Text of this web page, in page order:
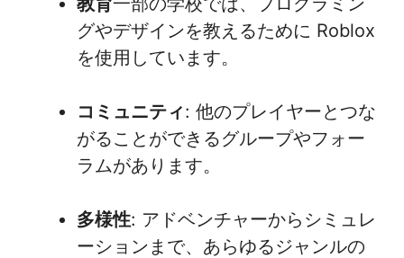
グやデザインを教えるために Roblox
を使用しています。
コミュニティ: 他のプレイヤーとつな
がることができるグループやフォー
ラムがあります。
多様性: アドベンチャーからシミュレ
ーションまで、あらゆるジャンルの